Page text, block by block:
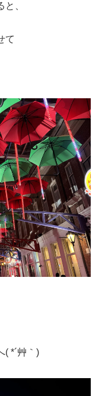
、
て
( *´艸｀)